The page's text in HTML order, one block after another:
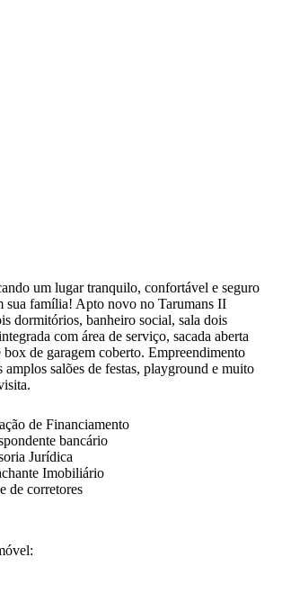
um lugar tranquilo, confortável e seguro
sua família! Apto novo no Tarumans II
dormitórios, banheiro social, sala dois
com área de serviço, sacada aberta
box de garagem coberto. Empreendimento
amplos salões de festas, playground e muito